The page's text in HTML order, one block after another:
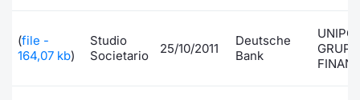
(file -
164,07 kb)
Studio
Societario
25/10/2011
Deutsche
Bank